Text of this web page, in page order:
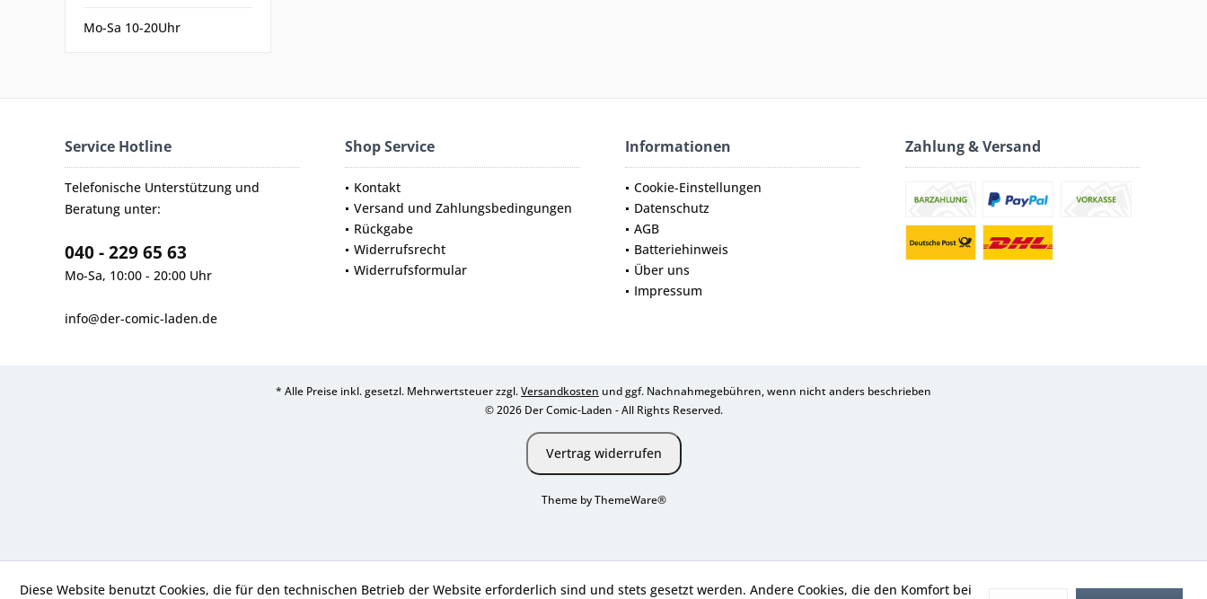
Mo-Sa 10-20Uhr
Service Hotline
Telefonische Unterstützung und
Beratung unter:
040 - 229 65 63
Mo-Sa, 10:00 - 20:00 Uhr
info@der-comic-laden.de
Shop Service
Kontakt
Versand und Zahlungsbedingungen
Rückgabe
Widerrufsrecht
Widerrufsformular
Informationen
Cookie-Einstellungen
Datenschutz
AGB
Batteriehinweis
Über uns
Impressum
Zahlung & Versand
* Alle Preise inkl. gesetzl. Mehrwertsteuer zzgl.Versandkosten und ggf. Nachnahmegebühren, wenn nicht anders beschrieben
© 2026 Der Comic-Laden - All Rights Reserved.
Vertrag widerrufen
Theme byThemeWare®
Diese Website benutzt Cookies, die für den technischen Betrieb der Website erforderlich sind und stets gesetzt werden. Andere Cookies, die den Komfort bei